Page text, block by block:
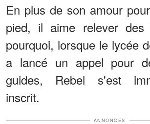
En plus de son amour
pied, il aime relever des
pourquoi, lorsque le lycée
a lancé un appel pour
guides, Rebel s'est
inscrit.
ANNONCES